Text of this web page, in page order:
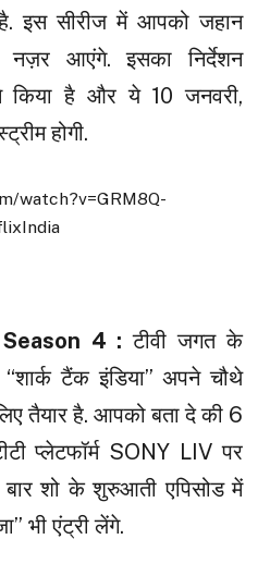
इस सीरीज में आपको जहान
आएंगे. इसका निर्देशन
ने किया है और ये 10 जनवरी,
होगी.
watch?v=GRM8Q-
Season 4 :टीवी जगत के
टैंक इंडिया” अपने चौथे
तैयार है. आपको बता दे की 6
प्लेटफॉर्म SONY LIV पर
बार शो के शुरुआती एपिसोड में
भी एंट्री लेंगे.